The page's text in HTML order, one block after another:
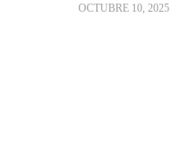
OCTUBRE 10, 2025